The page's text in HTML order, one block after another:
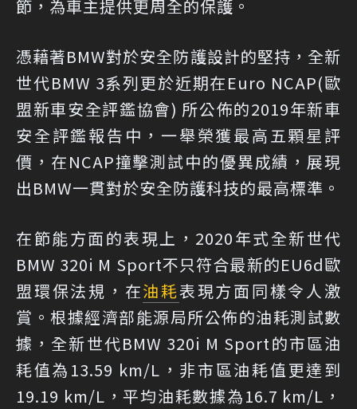
節，為車主提供更周全的保護。
憑藉著BMW對於安全防護設計的堅持，全新
世代BMW 3系列更於近期在Euro NCAP(歐
盟新車安全評鑑協會) 所公佈的2019年新車
安全評鑑報告中，一舉榮獲最高五顆星評
價，在NCAP撞擊測試中的優異成績，展現
出BMW一貫對於安全防護科技的最高標準。
在節能方面的表現上，2020年式全新世代
BMW 320i M Sport不只符合最新的EU6d歐
盟環保法規，在油耗表現方面同樣令人激
賞。根據經濟部能源局所公佈的油耗測試數
據，全新世代BMW 320i M Sport的市區油
耗值為13.59 km/L，非市區油耗值更達到
19.19 km/L，平均油耗數據為16.7 km/L，